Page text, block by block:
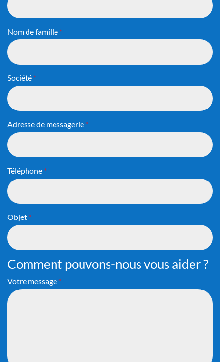
Nom de famille *
Société *
Adresse de messagerie *
Téléphone *
Objet *
Comment pouvons-nous vous aider ?
Votre message *